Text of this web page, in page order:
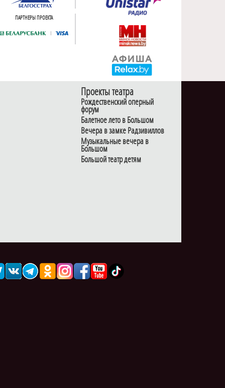
ПАРТНЕРЫ ПРОЕКТА
Проекты театра
Рождественский оперный
форум
Балетное лето в Большом
Вечера в замке Радзивиллов
Музыкальные вечера в
Большом
Большой театр детям